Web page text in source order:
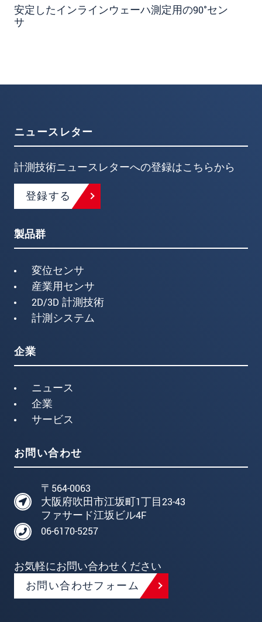
安定したインラインウェーハ測定用の90°セン
サ
ニュースレター
計測技術ニュースレターへの登録はこちらから
登録する
製品群
変位センサ
産業用センサ
2D/3D 計測技術
計測システム
企業
ニュース
企業
サービス
お問い合わせ
〒564-0063
大阪府吹田市江坂町1丁目23-43
ファサード江坂ビル4F
06-6170-5257
お気軽にお問い合わせください
お問い合わせフォーム